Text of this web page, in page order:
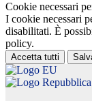
Cookie necessari
I cookie necessari
disabilitati. È
policy.
Accetta tutti